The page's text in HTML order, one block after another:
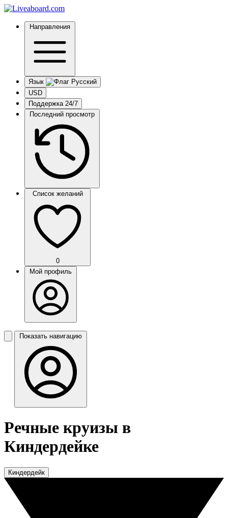
Направления
Язык
USD
Поддержка 24/7
Последний просмотр
Список желаний
0
Мой профиль
Показать навигацию
Речные круизы в
Киндердейке
Киндердейк